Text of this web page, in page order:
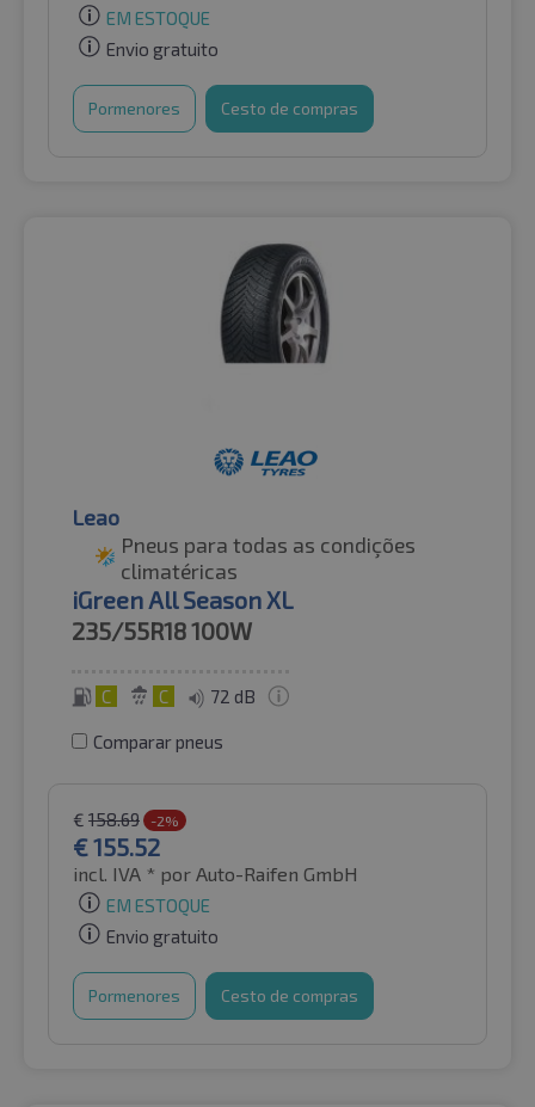
EM ESTOQUE
Envio gratuito
Pormenores Cesto de compras
Leao
Pneus para todas as condições
climatéricas
iGreen All Season XL
235/55R18100W
C C 72 dB
Comparar pneus
€ 158.69 -2%
€155.52
incl. IVA * por Auto-Raifen GmbH
EM ESTOQUE
Envio gratuito
Pormenores Cesto de compras